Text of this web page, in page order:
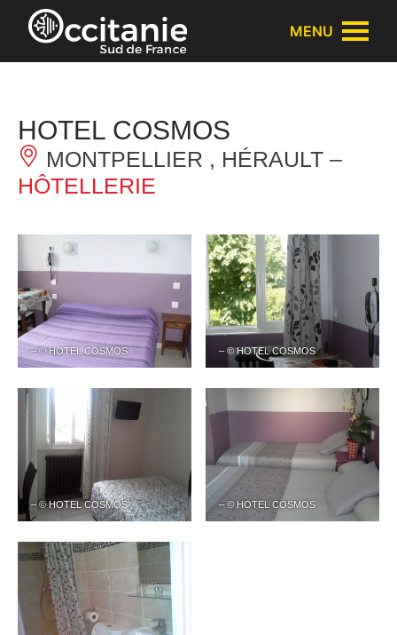
Panneau de gestion des cookies
MENU
HOTEL COSMOS
MONTPELLIER , HÉRAULT –
HÔTELLERIE
– © HOTEL COSMOS – © HOTEL COSMOS
– © HOTEL COSMOS – © HOTEL COSMOS